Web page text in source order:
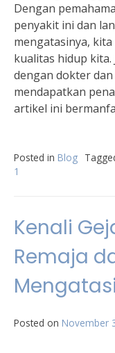
Dengan
penyakit ini dan
mengatasinya,
kualitas hidup
dengan dokter
mendapatkan
artikel ini
Posted in Blog
1
Kenali
Remaja
Posted on November